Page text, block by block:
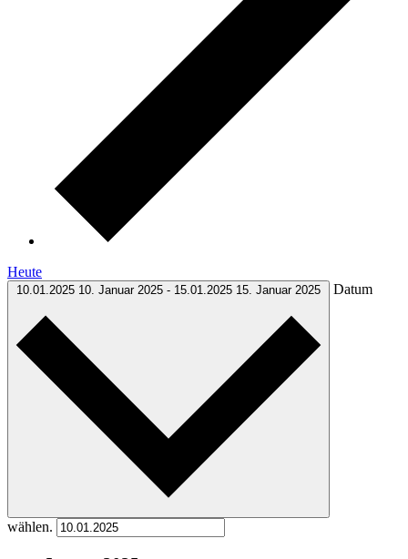
Heute
10.01.2025 10. Januar 2025 - 15.01.2025 15. Januar 2025 Datum
wählen.